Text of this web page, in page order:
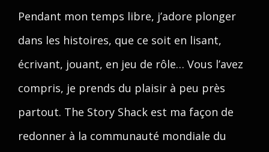
Pendant mon temps libre, j’adore plonger
dans les histoires, que ce soit en lisant,
écrivant, jouant, en jeu de rôle… Vous l’avez
compris, je prends du plaisir à peu près
partout. The Story Shack est ma façon de
redonner à la communauté mondiale du